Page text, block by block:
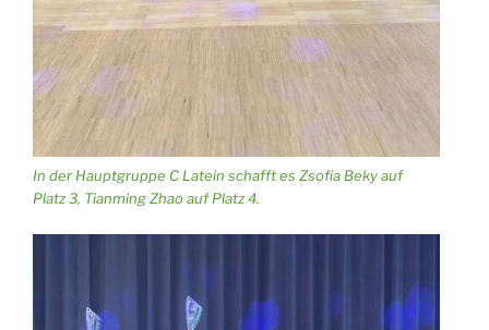
In der Hauptgruppe C Latein schafft es Zsofia Beky auf
Platz 3, Tianming Zhao auf Platz 4.